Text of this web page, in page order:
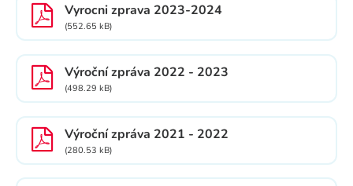
Vyrocni zprava 2023-2024
(552.65 kB)
Výroční zpráva 2022 - 2023
(498.29 kB)
Výroční zpráva 2021 - 2022
(280.53 kB)